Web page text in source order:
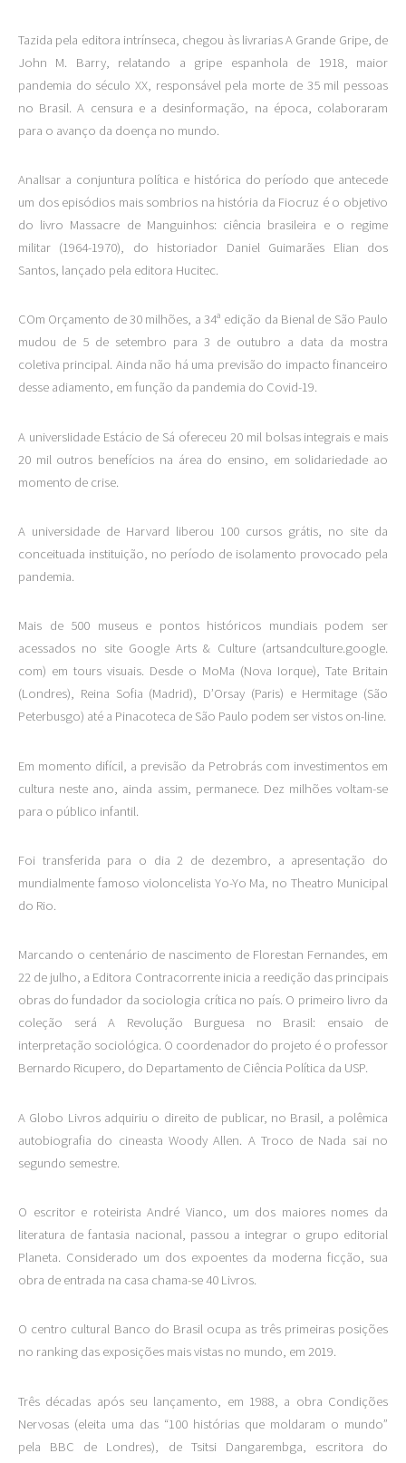
Tazida pela editora intrínseca, chegou às livrarias A Grande Gripe, de
John M. Barry, relatando a gripe espanhola de 1918, maior
pandemia do século XX, responsável pela morte de 35 mil pessoas
no Brasil. A censura e a desinformação, na época, colaboraram
para o avanço da doença no mundo.
AnalIsar a conjuntura política e histórica do período que antecede
um dos episódios mais sombrios na história da Fiocruz é o objetivo
do livro Massacre de Manguinhos: ciência brasileira e o regime
militar (1964-1970), do historiador Daniel Guimarães Elian dos
Santos, lançado pela editora Hucitec.
COm Orçamento de 30 milhões, a 34ª edição da Bienal de São Paulo
mudou de 5 de setembro para 3 de outubro a data da mostra
coletiva principal. Ainda não há uma previsão do impacto financeiro
desse adiamento, em função da pandemia do Covid-19.
A universIidade Estácio de Sá ofereceu 20 mil bolsas integrais e mais
20 mil outros benefícios na área do ensino, em solidariedade ao
momento de crise.
A universidade de Harvard liberou 100 cursos grátis, no site da
conceituada instituição, no período de isolamento provocado pela
pandemia.
Mais de 500 museus e pontos históricos mundiais podem ser
acessados no site Google Arts & Culture (artsandculture.google.
com) em tours visuais. Desde o MoMa (Nova Iorque), Tate Britain
(Londres), Reina Sofia (Madrid), D’Orsay (Paris) e Hermitage (São
Peterbusgo) até a Pinacoteca de São Paulo podem ser vistos on-line.
Em momento difícil, a previsão da Petrobrás com investimentos em
cultura neste ano, ainda assim, permanece. Dez milhões voltam-se
para o público infantil.
Foi transferida para o dia 2 de dezembro, a apresentação do
mundialmente famoso violoncelista Yo-Yo Ma, no Theatro Municipal
do Rio.
Marcando o centenário de nascimento de Florestan Fernandes, em
22 de julho, a Editora Contracorrente inicia a reedição das principais
obras do fundador da sociologia crítica no país. O primeiro livro da
coleção será A Revolução Burguesa no Brasil: ensaio de
interpretação sociológica. O coordenador do projeto é o professor
Bernardo Ricupero, do Departamento de Ciência Política da USP.
A Globo Livros adquiriu o direito de publicar, no Brasil, a polêmica
autobiografia do cineasta Woody Allen. A Troco de Nada sai no
segundo semestre.
O escritor e roteirista André Vianco, um dos maiores nomes da
literatura de fantasia nacional, passou a integrar o grupo editorial
Planeta. Considerado um dos expoentes da moderna ficção, sua
obra de entrada na casa chama-se 40 Livros.
O centro cultural Banco do Brasil ocupa as três primeiras posições
no ranking das exposições mais vistas no mundo, em 2019.
Três décadas após seu lançamento, em 1988, a obra Condições
Nervosas (eleita uma das “100 histórias que moldaram o mundo”
pela BBC de Londres), de Tsitsi Dangarembga, escritora do